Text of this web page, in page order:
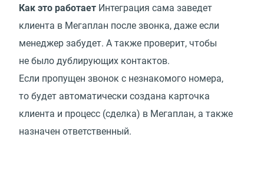
Как это работает Интеграция сама заведет
клиента в Мегаплан после звонка, даже если
менеджер забудет. А также проверит, чтобы
не было дублирующих контактов.
Если пропущен звонок с незнакомого номера,
то будет автоматически создана карточка
клиента и процесс (сделка) в Мегаплан, а также
назначен ответственный.